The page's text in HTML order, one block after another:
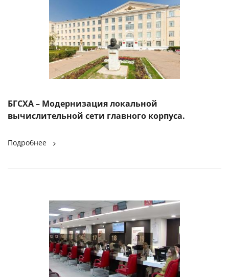
БГСХА – Модернизация локальной
вычислительной сети главного корпуса.
Подробнее